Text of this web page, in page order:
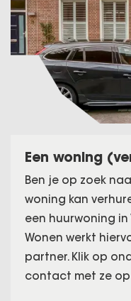
Een woning
Ben je op zoek
woning kan
een huurwoning in
Wonen werkt
partner. Klik op
contact met ze op